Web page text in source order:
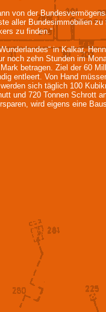
von der
aller Bundesimmobilien
zu finden.“
in Kalkar,
noch zehn Stunden im
betragen. Ziel der 60
entleert. Von Hand
sich täglich 100
und 720 Tonnen Schrott
wird eigens eine